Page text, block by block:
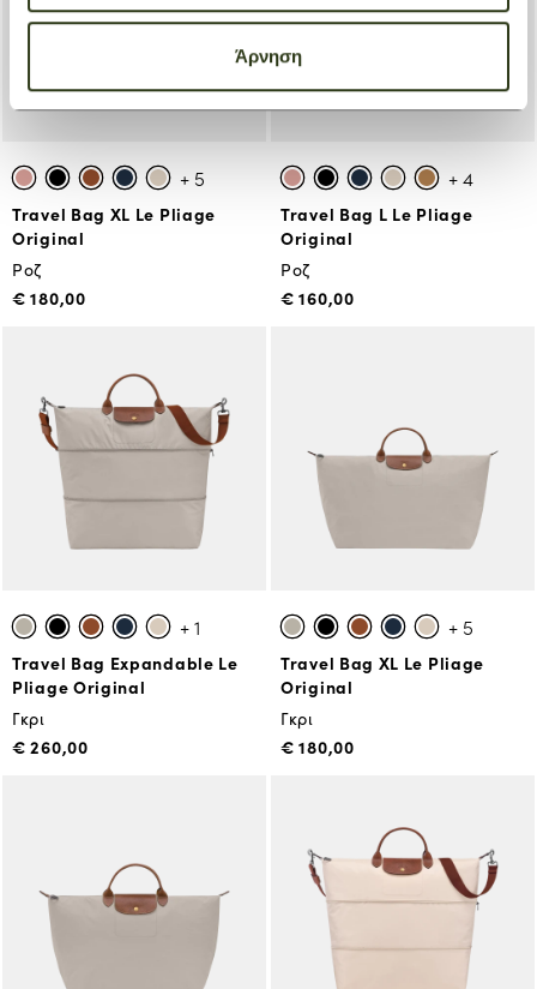
Άρνηση
+ 5
Travel Bag XL Le Pliage
Original
Ροζ
€ 180,00
+ 4
Travel Bag L Le Pliage
Original
Ροζ
€ 160,00
+ 1
Travel Bag Expandable Le
Pliage Original
Γκρι
€ 260,00
+ 5
Travel Bag XL Le Pliage
Original
Γκρι
€ 180,00